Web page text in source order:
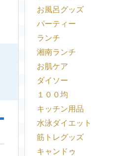
お風呂グッズ
パーティー
ランチ
湘南ランチ
お肌ケア
ダイソー
１００均
キッチン用品
水泳ダイエット
筋トレグッズ
キャンドゥ